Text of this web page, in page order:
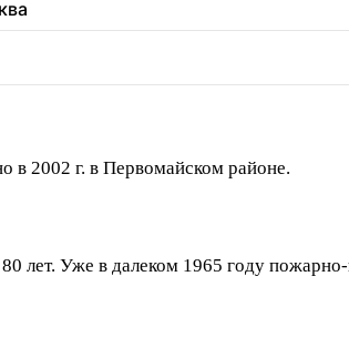
в 2002 г. в Первомайском районе.
лет. Уже в далеком 1965 году